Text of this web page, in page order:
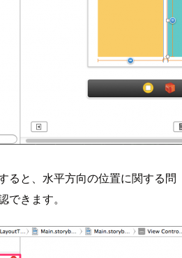
ると、水平方向の位置に関する問
できます。